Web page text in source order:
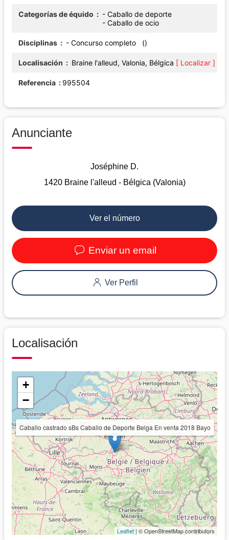
Categorías de équido
- Caballo de deporte
- Caballo de ocio
Disciplinas - Concurso completo ()
Localisación Braine l'alleud, Valonia, Bélgica [ Localizar ]
Referencia 995504
Anunciante
Joséphine D.
1420 Braine l'alleud - Bélgica (Valonia)
Ver el número
Enviar un email
Ver Perfil
Localisación
Caballo castrado sBs Caballo de Deporte Belga En venta 2018 Bayo
+
−
Leaflet | © OpenStreetMap contributors